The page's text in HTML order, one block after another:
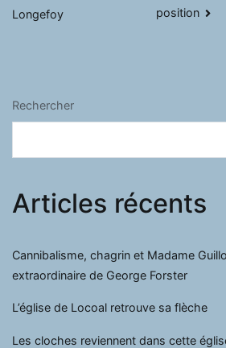
l’article
Longefoy position
Rechercher
Articles récents
Cannibalisme, chagrin et Madame
extraordinaire de George Forster
L’église de Locoal retrouve sa flèche
Les cloches reviennent dans cette